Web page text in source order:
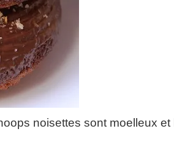
noisettes sont moelleux et